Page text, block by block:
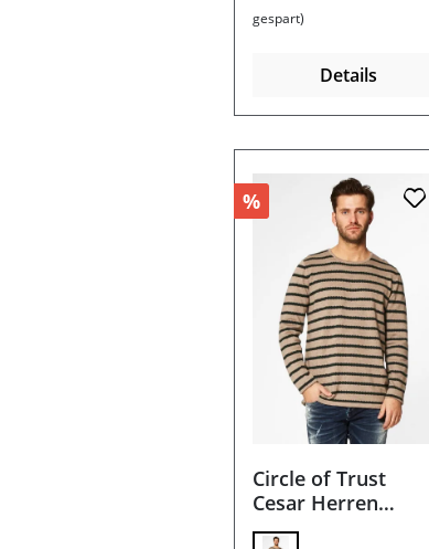
gespart)
Details
%
Circle of Trust
Cesar Herren
Longsleeve